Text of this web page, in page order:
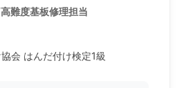
難度基板修理担当
会 はんだ付け検定1級